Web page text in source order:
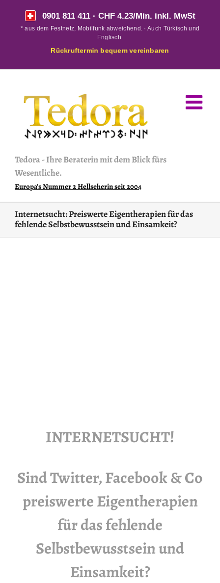
0901 811 411· CHF 4.23/Min. inkl. MwSt
* aus dem Festnetz, Mobilfunk abweichend. · Auch Türkisch und
Englisch.
Rückruftermin bequem vereinbaren
Tedora-Ihre Beraterin mit dem Blick fürs
Wesentliche.
Europa's Nummer 2 Hellseherin seit 2004
Internetsucht: Preiswerte Eigentherapien für das
fehlende Selbstbewusstsein und Einsamkeit?
INTERNETSUCHT!
Sind Twitter, Facebook & Co
preiswerte Eigentherapien
für das fehlende
Selbstbewusstsein und
Einsamkeit?